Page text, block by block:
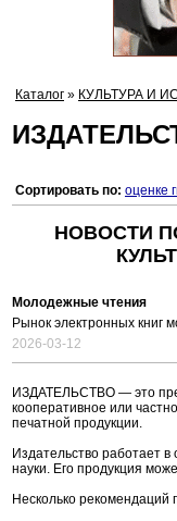
Каталог » КУЛЬТУРА И
Сортировать по: оценке
НОВОСТИ
Молодежные чтения
Рынок электронных книг
2026-03-12
ИЗДАТЕЛЬСТВО — это
кооперативное или
печатной продукции.
Издательство работает в
науки. Его продукция
Несколько рекомендаций